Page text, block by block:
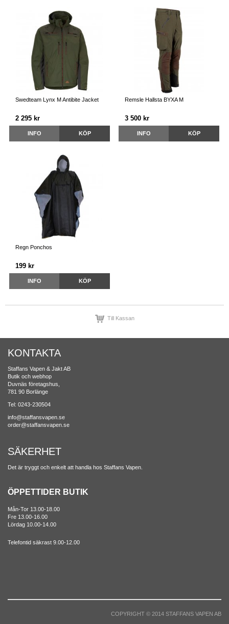
Swedteam Lynx M Antibite Jacket
2 295 kr
INFO KÖP
Remsle Hallsta BYXA M
3 500 kr
INFO KÖP
Regn Ponchos
199 kr
INFO KÖP
Till Kassan
KONTAKTA
Staffans Vapen & Jakt AB
Butik och webhop
Duvnäs företagshus,
781 90 Borlänge
Tel: 0243-230504
info@staffansvapen.se
order@staffansvapen.se
SÄKERHET
Det är tryggt och enkelt att handla hos Staffans Vapen.
ÖPPETTIDER BUTIK
Mån-Tor 13.00-18.00
Fre 13.00-16.00
Lördag 10.00-14.00
Telefontid säkrast 9.00-12.00
COPYRIGHT © 2014 STAFFANS VAPEN AB